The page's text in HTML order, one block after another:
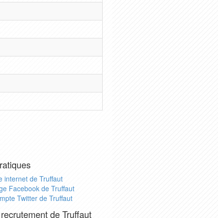
internet de Truffaut
Facebook de Truffaut
Twitter de Truffaut
de Truffaut